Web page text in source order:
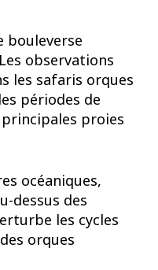
bouleverse
observations
les safaris orques
périodes de
proies
océaniques,
dessus des
les cycles
orques